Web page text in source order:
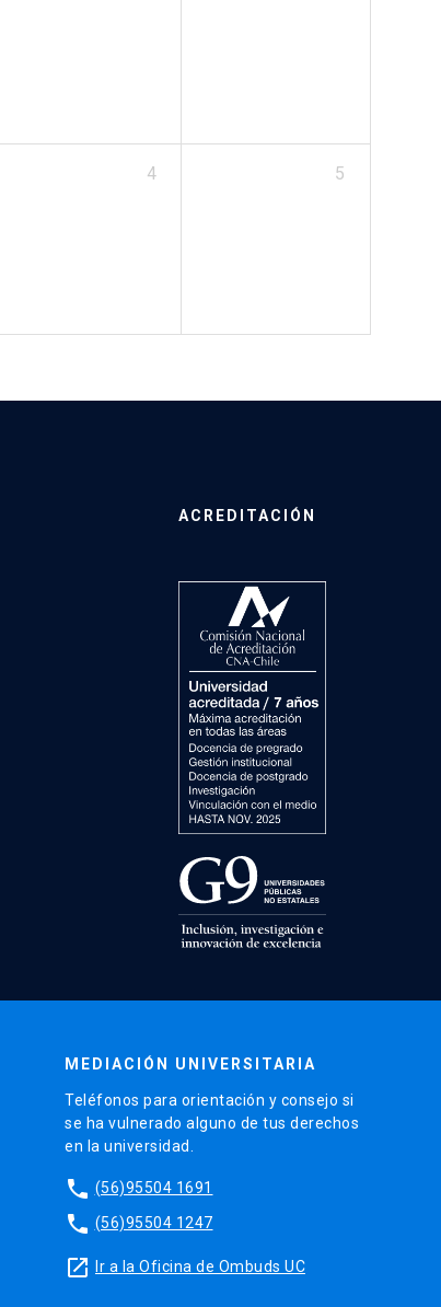
4 5
ACREDITACIÓN
MEDIACIÓN UNIVERSITARIA
Teléfonos para orientación y consejo si
se ha vulnerado alguno de tus derechos
en la universidad.
phone (56)95504 1691
phone (56)95504 1247
launch Ir a la Oficina de Ombuds UC